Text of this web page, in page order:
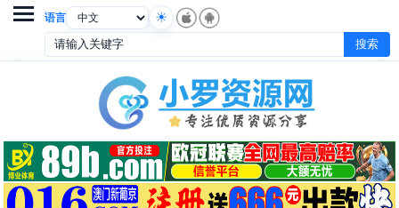
语言
